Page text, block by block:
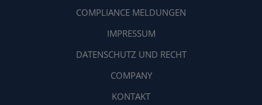
COMPLIANCE MELDUNGEN
IMPRESSUM
DATENSCHUTZ UND RECHT
COMPANY
KONTAKT